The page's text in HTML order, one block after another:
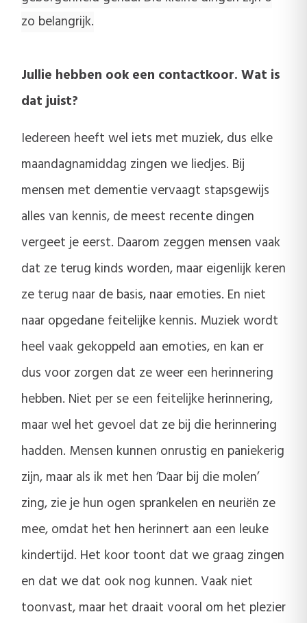
zo belangrijk.
Jullie hebben ook een contactkoor. Wat is
dat juist?
Iedereen heeft wel iets met muziek, dus elke
maandagnamiddag zingen we liedjes. Bij
mensen met dementie vervaagt stapsgewijs
alles van kennis, de meest recente dingen
vergeet je eerst. Daarom zeggen mensen vaak
dat ze terug kinds worden, maar eigenlijk keren
ze terug naar de basis, naar emoties. En niet
naar opgedane feitelijke kennis. Muziek wordt
heel vaak gekoppeld aan emoties, en kan er
dus voor zorgen dat ze weer een herinnering
hebben. Niet per se een feitelijke herinnering,
maar wel het gevoel dat ze bij die herinnering
hadden. Mensen kunnen onrustig en paniekerig
zijn, maar als ik met hen ‘Daar bij die molen’
zing, zie je hun ogen sprankelen en neuriën ze
mee, omdat het hen herinnert aan een leuke
kindertijd. Het koor toont dat we graag zingen
en dat we dat ook nog kunnen. Vaak niet
toonvast, maar het draait vooral om het plezier